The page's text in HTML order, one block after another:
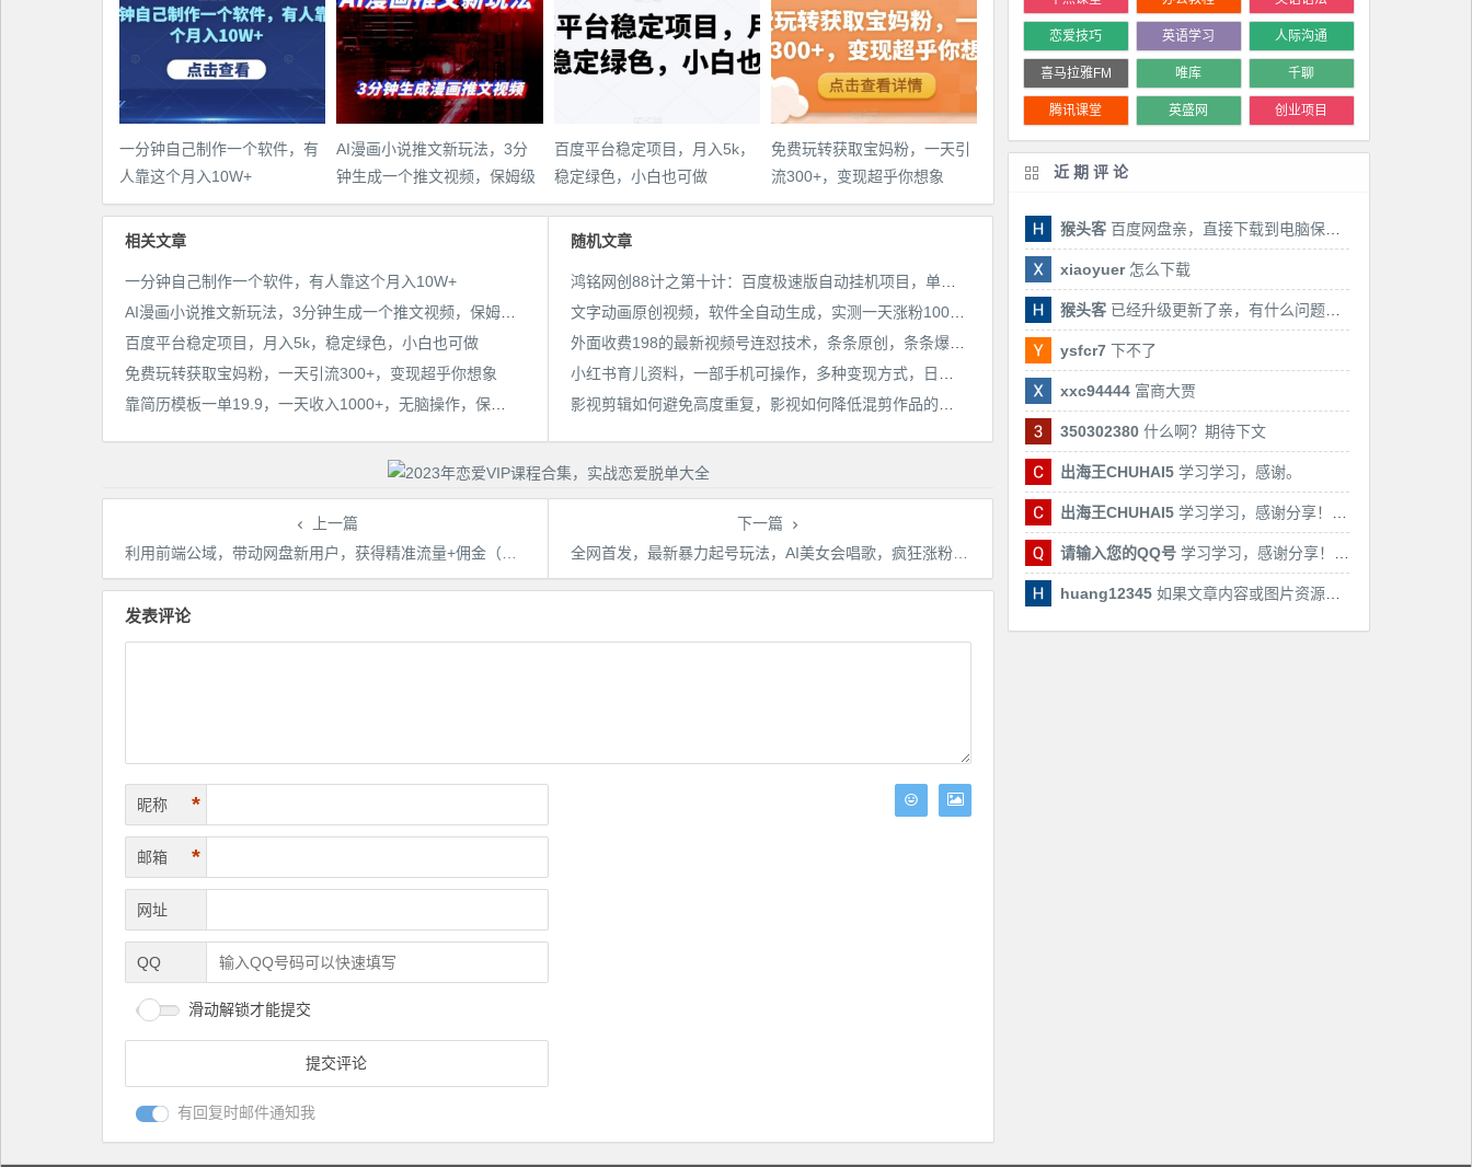
一分钟自己制作一个软件，有
人靠这个月入10W+
AI漫画小说推文新玩法，3分
钟生成一个推文视频，保姆级
教程【配项目操作和软件教
百度平台稳定项目，月入5k，
稳定绿色，小白也可做
免费玩转获取宝妈粉，一天引
流300+，变现超乎你想象
相关文章
一分钟自己制作一个软件，有人靠这个月入10W+
AI漫画小说推文新玩法，3分钟生成一个推文视频，保姆级教程【配项目操作和软件教程】
百度平台稳定项目，月入5k，稳定绿色，小白也可做
免费玩转获取宝妈粉，一天引流300+，变现超乎你想象
靠简历模板一单19.9，一天收入1000+，无脑操作，保姆式教学，首选网赚副业！
随机文章
鸿铭网创88计之第十计：百度极速版自动挂机项目，单号一天10-20+收益【附脚本+教程】
文字动画原创视频，软件全自动生成，实测一天涨粉1000＋（附软件教学）【揭秘】
外面收费198的最新视频号连怼技术，条条原创，条条爆单【揭秘】
小红书育儿资料，一部手机可操作，多种变现方式，日入500+，私域变现，长期可持续项目【揭秘】
影视剪辑如何避免高度重复，影视如何降低混剪作品的封抖概率【视频课程】
上一篇
利用前端公域，带动网盘新用户，获得精准流量+佣金（揭秘）
下一篇
全网首发，最新暴力起号玩法，AI美女会唱歌，疯狂涨粉【揭秘】
发表评论
昵称 *
邮箱 *
网址
QQ
滑动解锁才能提交
有回复时邮件通知我
恋爱技巧 英语学习 人际沟通
喜马拉雅FM 唯库 千聊
腾讯课堂 英盛网 创业项目
近期评论
猴头客百度网盘亲，直接下载到电脑保存亲，后期有课还会更新
xiaoyuer怎么下载
猴头客已经升级更新了亲，有什么问题随时联系我！
ysfcr7下不了
xxc94444富商大贾
350302380什么啊？期待下文
出海王CHUHAI5学习学习，感谢。
出海王CHUHAI5学习学习，感谢分享！！！
请输入您的QQ号学习学习，感谢分享！！！
huang12345如果文章内容或图片资源失效，请留言反馈，我